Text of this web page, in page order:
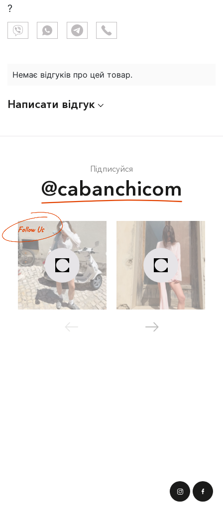
?
Немає відгуків про цей товар.
Написати відгук
Підписуйся
@cabanchicom